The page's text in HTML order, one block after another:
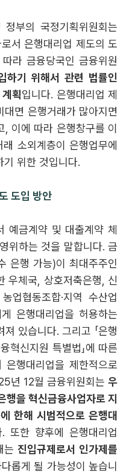
부의 국정기획위원회는
서 은행대리업 제도의 도
라 금융당국인 금융위원
하기 위해서 관련 법률인
계획입니다. 은행대리업 제
면 은행거래가 많아지면
이에 따라 은행창구를 이
소외계층이 은행업무에
위한 것입니다.
도입 방안
예금계약 및 대출계약 체
위하는 것을 말합니다. 금
은행 가능)이 최대주주인
우체국, 상호저축은행, 신
업협동조합·지역 수산업
은행대리업을 허용하는
있습니다. 그리고 「은행
혁신지원 특별법」에 따른
은행대리업을 제한적으로
년 12월 금융위원회는 우
을 혁신금융사업자로 지
한해 시범적으로 은행대
또한 향후에 은행대리업
는진입규제로서 인가제를
롭게 될 가능성이 높습니